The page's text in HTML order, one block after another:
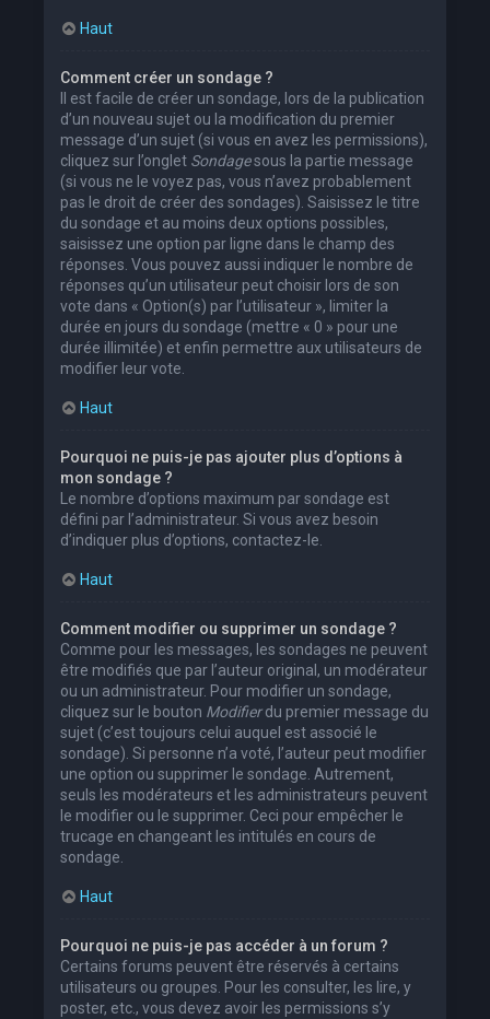
Haut
Comment créer un sondage ?
Il est facile de créer un sondage, lors de la publication
d’un nouveau sujet ou la modification du premier
message d’un sujet (si vous en avez les permissions),
cliquez sur l’onglet Sondagesous la partie message
(si vous ne le voyez pas, vous n’avez probablement
pas le droit de créer des sondages). Saisissez le titre
du sondage et au moins deux options possibles,
saisissez une option par ligne dans le champ des
réponses. Vous pouvez aussi indiquer le nombre de
réponses qu’un utilisateur peut choisir lors de son
vote dans « Option(s) par l’utilisateur », limiter la
durée en jours du sondage (mettre « 0 » pour une
durée illimitée) et enfin permettre aux utilisateurs de
modifier leur vote.
Haut
Pourquoi ne puis-je pas ajouter plus d’options à
mon sondage ?
Le nombre d’options maximum par sondage est
défini par l’administrateur. Si vous avez besoin
d’indiquer plus d’options, contactez-le.
Haut
Comment modifier ou supprimer un sondage ?
Comme pour les messages, les sondages ne peuvent
être modifiés que par l’auteur original, un modérateur
ou un administrateur. Pour modifier un sondage,
cliquez sur le bouton Modifierdu premier message du
sujet (c’est toujours celui auquel est associé le
sondage). Si personne n’a voté, l’auteur peut modifier
une option ou supprimer le sondage. Autrement,
seuls les modérateurs et les administrateurs peuvent
le modifier ou le supprimer. Ceci pour empêcher le
trucage en changeant les intitulés en cours de
sondage.
Haut
Pourquoi ne puis-je pas accéder à un forum ?
Certains forums peuvent être réservés à certains
utilisateurs ou groupes. Pour les consulter, les lire, y
poster, etc., vous devez avoir les permissions s’y